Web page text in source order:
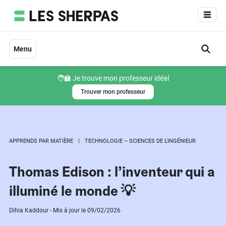
Menu
🧑‍🏫 Je trouve mon professeur idéal
Trouver mon professeur
APPRENDS PAR MATIÈRE TECHNOLOGIE – SCIENCES DE L'INGÉNIEUR
Thomas Edison : l’inventeur qui a
illuminé le monde 💡
Dihia Kaddour - Mis à jour le 09/02/2026